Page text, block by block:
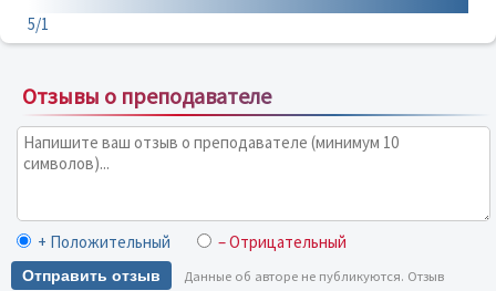
5/1
Отзывы о преподавателе
+ Положительный – Отрицательный
Отправить отзыв
Данные об авторе не публикуются. Отзыв